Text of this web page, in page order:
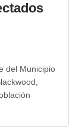
del Municipio